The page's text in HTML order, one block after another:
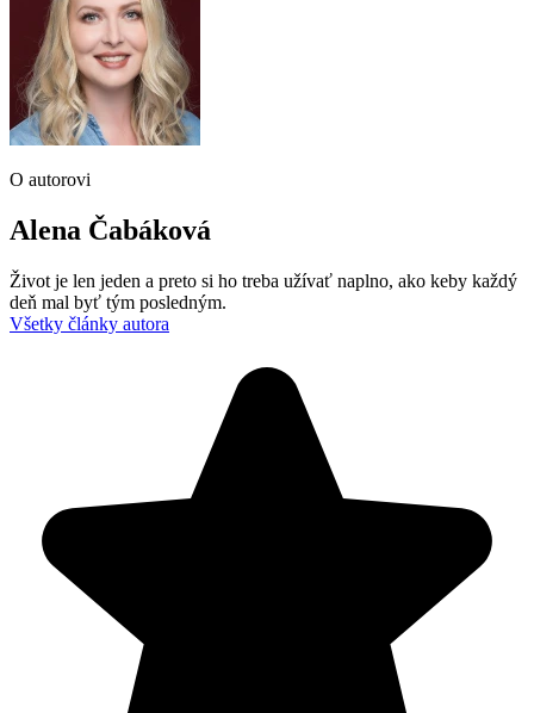
O autorovi
Alena Čabáková
Život je len jeden a preto si ho treba užívať naplno, ako keby každý
deň mal byť tým posledným.
Všetky články autora